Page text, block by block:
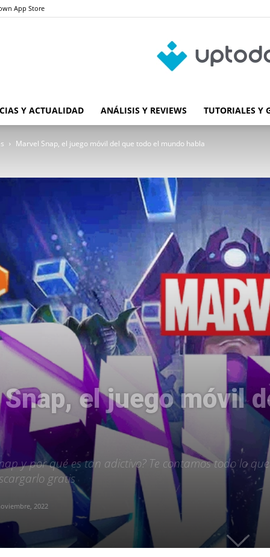
App Store
Blog
Y ACTUALIDAD ANÁLISIS Y REVIEWS TUTORIALES Y
Marvel Snap, el juego móvil del que todo el mundo habla
el juego móvil
y por qué es tan adictivo? Te contamos todo lo
gratis
2022